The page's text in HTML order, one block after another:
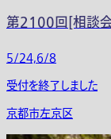
第2100回[相談
5/24,6/8
受付を終了しました
京都市左京区